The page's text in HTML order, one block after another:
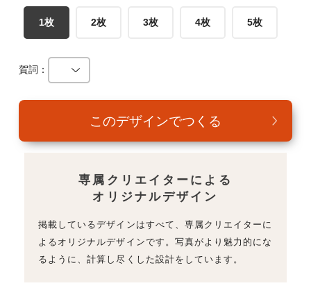
1枚 2枚 3枚 4枚 5枚
賀詞：
専属クリエイターによる
オリジナルデザイン
掲載しているデザインはすべて、専属クリエイターに
よるオリジナルデザインです。写真がより魅力的にな
るように、計算し尽くした設計をしています。